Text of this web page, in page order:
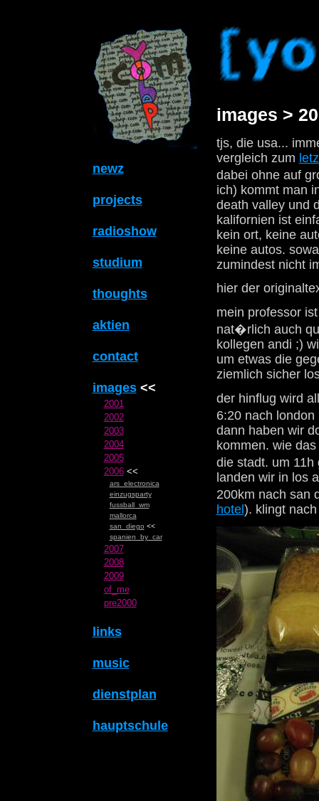
newz
projects
radioshow
studium
thoughts
aktien
contact
images<<
2001
2002
2003
2004
2005
2006<<
ars_electronica
einzugsparty
fussball_wm
mallorca
san_diego <<
spanien_by_car
2007
2008
2009
of_me
pre2000
links
music
dienstplan
hauptschule
images >
tjs, die usa...
vergleich zum
dabei ohne auf
ich) kommt man
death valley und
kalifornien ist
kein ort, keine
keine autos.
zumindest nicht
hier der
mein professor
nat�rlich auch
kollegen andi ;)
um etwas die
ziemlich sicher
der hinflug wird
6:20 nach
dann haben wir
kommen. wie
die stadt. um
landen wir in los
200km nach san
hotel). klingt